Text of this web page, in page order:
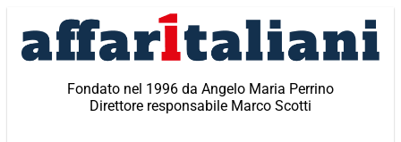
contenuto
Fondato nel 1996 da Angelo Maria Perrino
Direttore responsabile Marco Scotti